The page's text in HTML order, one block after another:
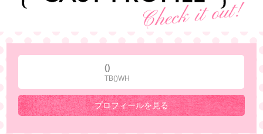
()
TB()WH
プロフィールを見る